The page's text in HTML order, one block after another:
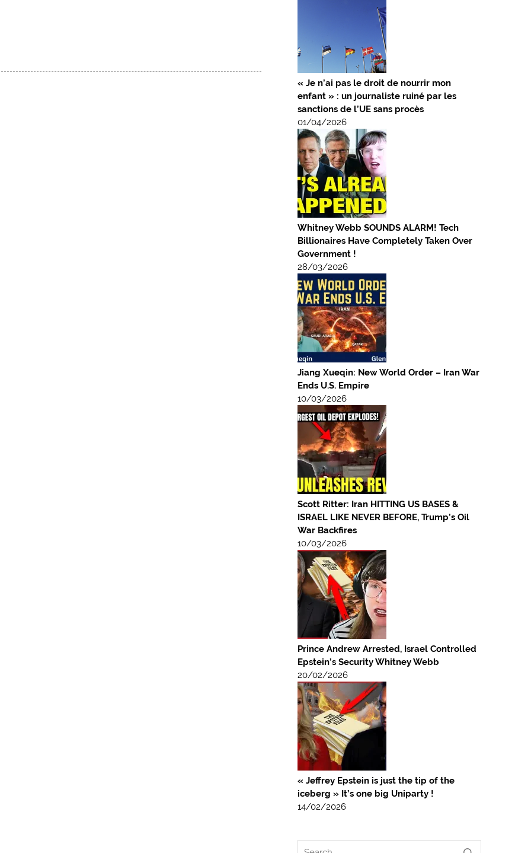
« Je n’ai pas le droit de nourrir mon
enfant » : un journaliste ruiné par les
sanctions de l’UE sans procès
01/04/2026
Whitney Webb SOUNDS ALARM! Tech
Billionaires Have Completely Taken Over
Government !
28/03/2026
Jiang Xueqin: New World Order – Iran War
Ends U.S. Empire
10/03/2026
Scott Ritter: Iran HITTING US BASES &
ISRAEL LIKE NEVER BEFORE, Trump’s Oil
War Backfires
10/03/2026
Prince Andrew Arrested, Israel Controlled
Epstein’s Security Whitney Webb
20/02/2026
« Jeffrey Epstein is just the tip of the
iceberg » It’s one big Uniparty !
14/02/2026